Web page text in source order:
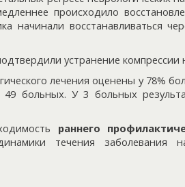
происходило
начинали восстанавливаться
устранение компрессии
лечения оценены у 78%
больных. У 3 больных
раннего
течения заболевания